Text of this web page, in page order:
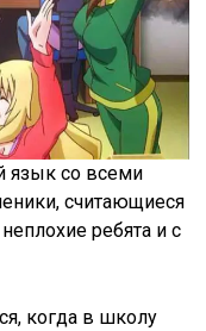
язык со всеми
считающиеся
ребята и с
когда в школу